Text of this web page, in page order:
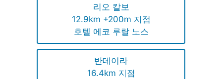
리오 칼보
12.9km +200m 지점
호텔 에코 루랄 노스
반데이라
16.4km 지점